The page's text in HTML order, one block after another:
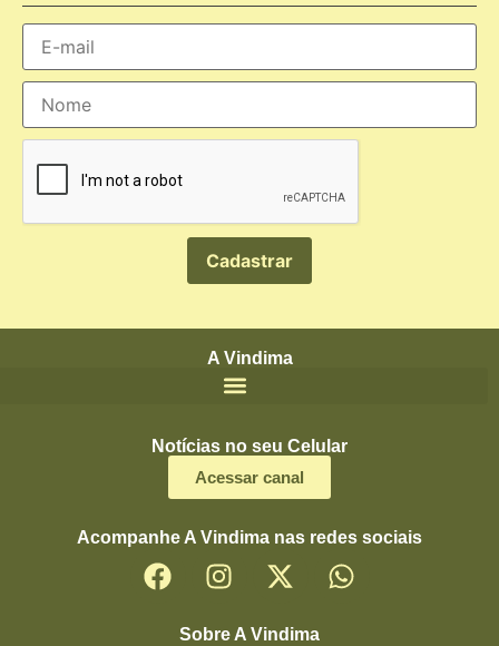
A Vindima
Notícias no seu Celular
Acessar canal
Acompanhe A Vindima nas redes sociais
Sobre A Vindima